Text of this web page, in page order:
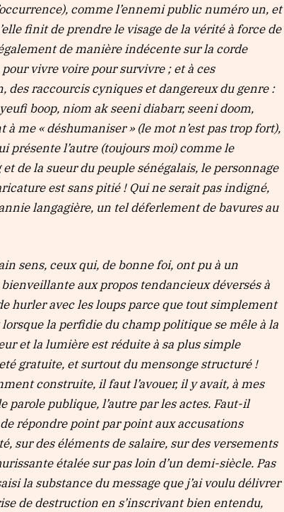
comme l’ennemi public numéro un, et
finit de prendre le visage de la vérité à force de
de manière indécente sur la corde
vivre voire pour survivre ; et à ces
des raccourcis cyniques et dangereux du genre :
boop, niom ak seeni diabarr, seeni doom,
me « déshumaniser » (le mot n’est pas trop fort),
présente l’autre (toujours moi) comme le
de la sueur du peuple sénégalais, le personnage
est sans pitié ! Qui ne serait pas indigné,
langagière, un tel déferlement de bavures au
sens, ceux qui, de bonne foi, ont pu à un
aux propos tendancieux déversés à
hurler avec les loups parce que tout simplement
la perfidie du champ politique se mêle à la
et la lumière est réduite à sa plus simple
gratuite, et surtout du mensonge structuré !
construite, il faut l’avouer, il y avait, à mes
parole publique, l’autre par les actes. Faut-il
répondre point par point aux accusations
sur des éléments de salaire, sur des versements
étalée sur pas loin d’un demi-siècle. Pas
la substance du message que j’ai voulu délivrer
de destruction en s’inscrivant bien entendu,